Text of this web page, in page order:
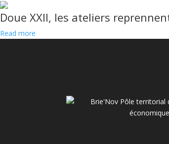
Doue XXII, les ateliers
Read more